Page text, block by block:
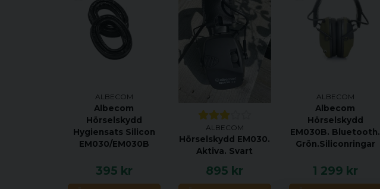
ALBECOM
Albecom
Hörselskydd
Hygiensats Silicon
EM030/EM030B
395 kr
ALBECOM
Hörselskydd EM030.
Aktiva. Svart
895 kr
ALBECOM
Albecom
Hörselskydd
EM030B. Bluetooth.
Grön.Siliconringar
1 299 kr